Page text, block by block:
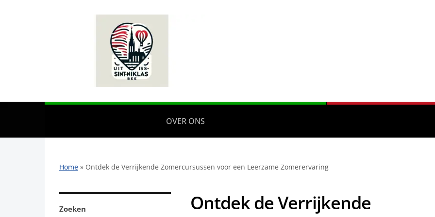
OVER ONS
Home » Ontdek de Verrijkende Zomercursussen voor een Leerzame Zomerervaring
Zoeken
Ontdek de Verrijkende